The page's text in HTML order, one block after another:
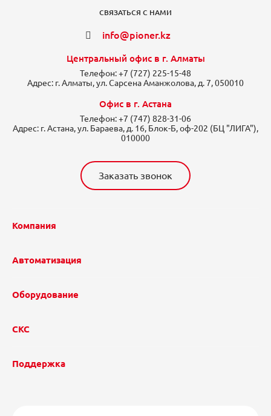
СВЯЗАТЬСЯ С НАМИ
info@pioner.kz
Центральный офис в г. Алматы
Телефон:+7 (727) 225-15-48
Адрес: г. Алматы, ул. Сарсена Аманжолова, д. 7, 050010
Офис в г. Астана
Телефон:+7 (747) 828-31-06
Адрес: г. Астана, ул. Бараева, д. 16, Блок-Б, оф-202 (БЦ "ЛИГА"),
010000
Заказать звонок
Компания
Автоматизация
Оборудование
СКС
Поддержка